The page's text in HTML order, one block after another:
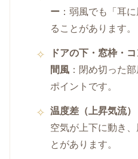
ー ：弱風でも「耳
ることがあります。
ドアの下・窓枠・
間風 ：閉め切った
ポイントです。
温度差（上昇気流）
空気が上下に動き
とがあります。